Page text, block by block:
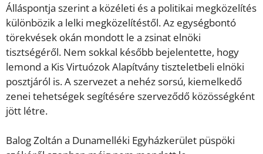
Álláspontja szerint a közéleti és a politikai megközelítés
különbözik a lelki megközelítéstől. Az egységbontó
törekvések okán mondott le a zsinat elnöki
tisztségéről. Nem sokkal később bejelentette, hogy
lemond a Kis Virtuózok Alapítvány tiszteletbeli elnöki
posztjáról is. A szervezet a nehéz sorsú, kiemelkedő
zenei tehetségek segítésére szerveződő közösségként
jött létre.
Balog Zoltán a Dunamelléki Egyházkerület püspöki